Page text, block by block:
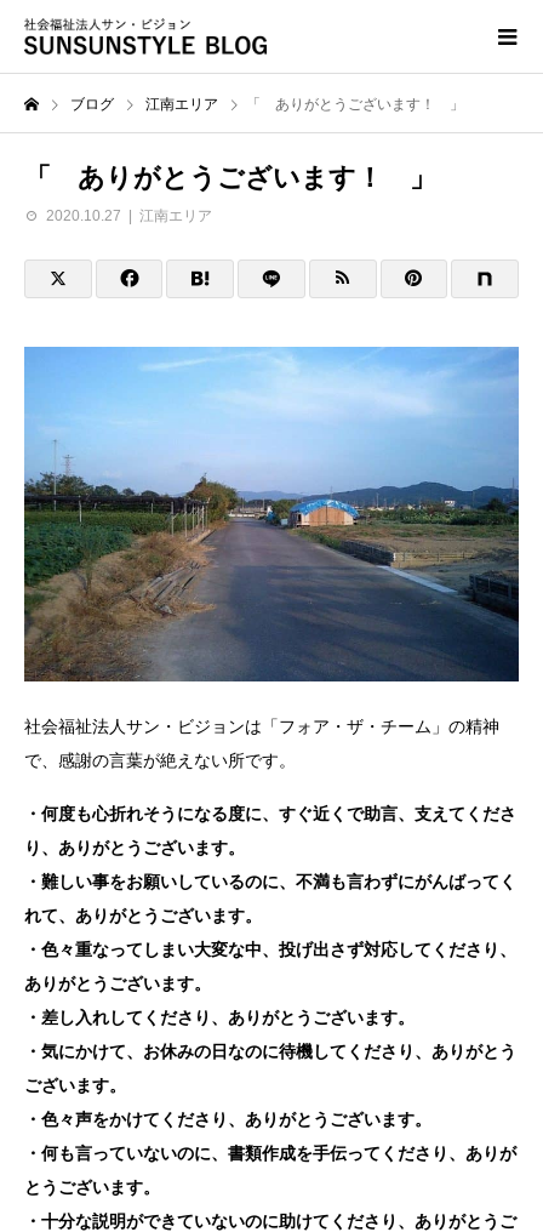
ブログ 江南エリア 「 ありがとうございます！ 」
「 ありがとうございます！ 」
2020.10.27 江南エリア
社会福祉法人サン・ビジョンは「フォア・ザ・チーム」の精神
で、感謝の言葉が絶えない所です。
・何度も心折れそうになる度に、すぐ近くで助言、支えてくださ
り、 ありがとうございます。
・難しい事をお願いしているのに、不満も言わずにがんばってく
れて、 ありがとうございます。
・色々重なってしまい大変な中、投げ出さず対応してくださり、
ありがとうございます。
・差し入れしてくださり、ありがとうございます。
・気にかけて、お休みの日なのに待機してくださり、ありがとう
ございます。
・色々声をかけてくださり、ありがとうございます。
・何も言っていないのに、書類作成を手伝ってくださり、ありが
とうございます。
・十分な説明ができていないのに助けてくださり、ありがとうご